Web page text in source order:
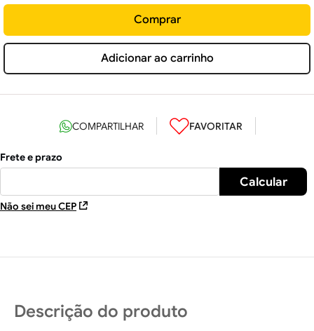
Adicionar ao carrinho
Comprar
Não sei meu CEP
Descrição do produto